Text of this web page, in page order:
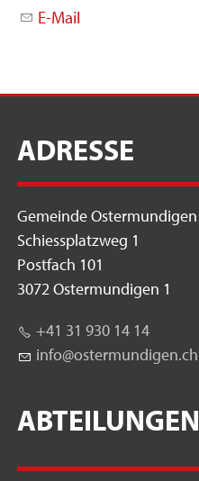
E-Mail
ADRESSE
Gemeinde Ostermundigen
Schiessplatzweg 1
Postfach 101
3072 Ostermundigen 1
+41 31 930 14 14
nf
st rm nd g n ch
ABTEILUNGEN